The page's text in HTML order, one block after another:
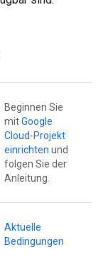
Beginnen Sie
mitGoogle
Cloud-Projekt
einrichten und
folgen Sie der
Anleitung.
Aktuelle
Bedingungen